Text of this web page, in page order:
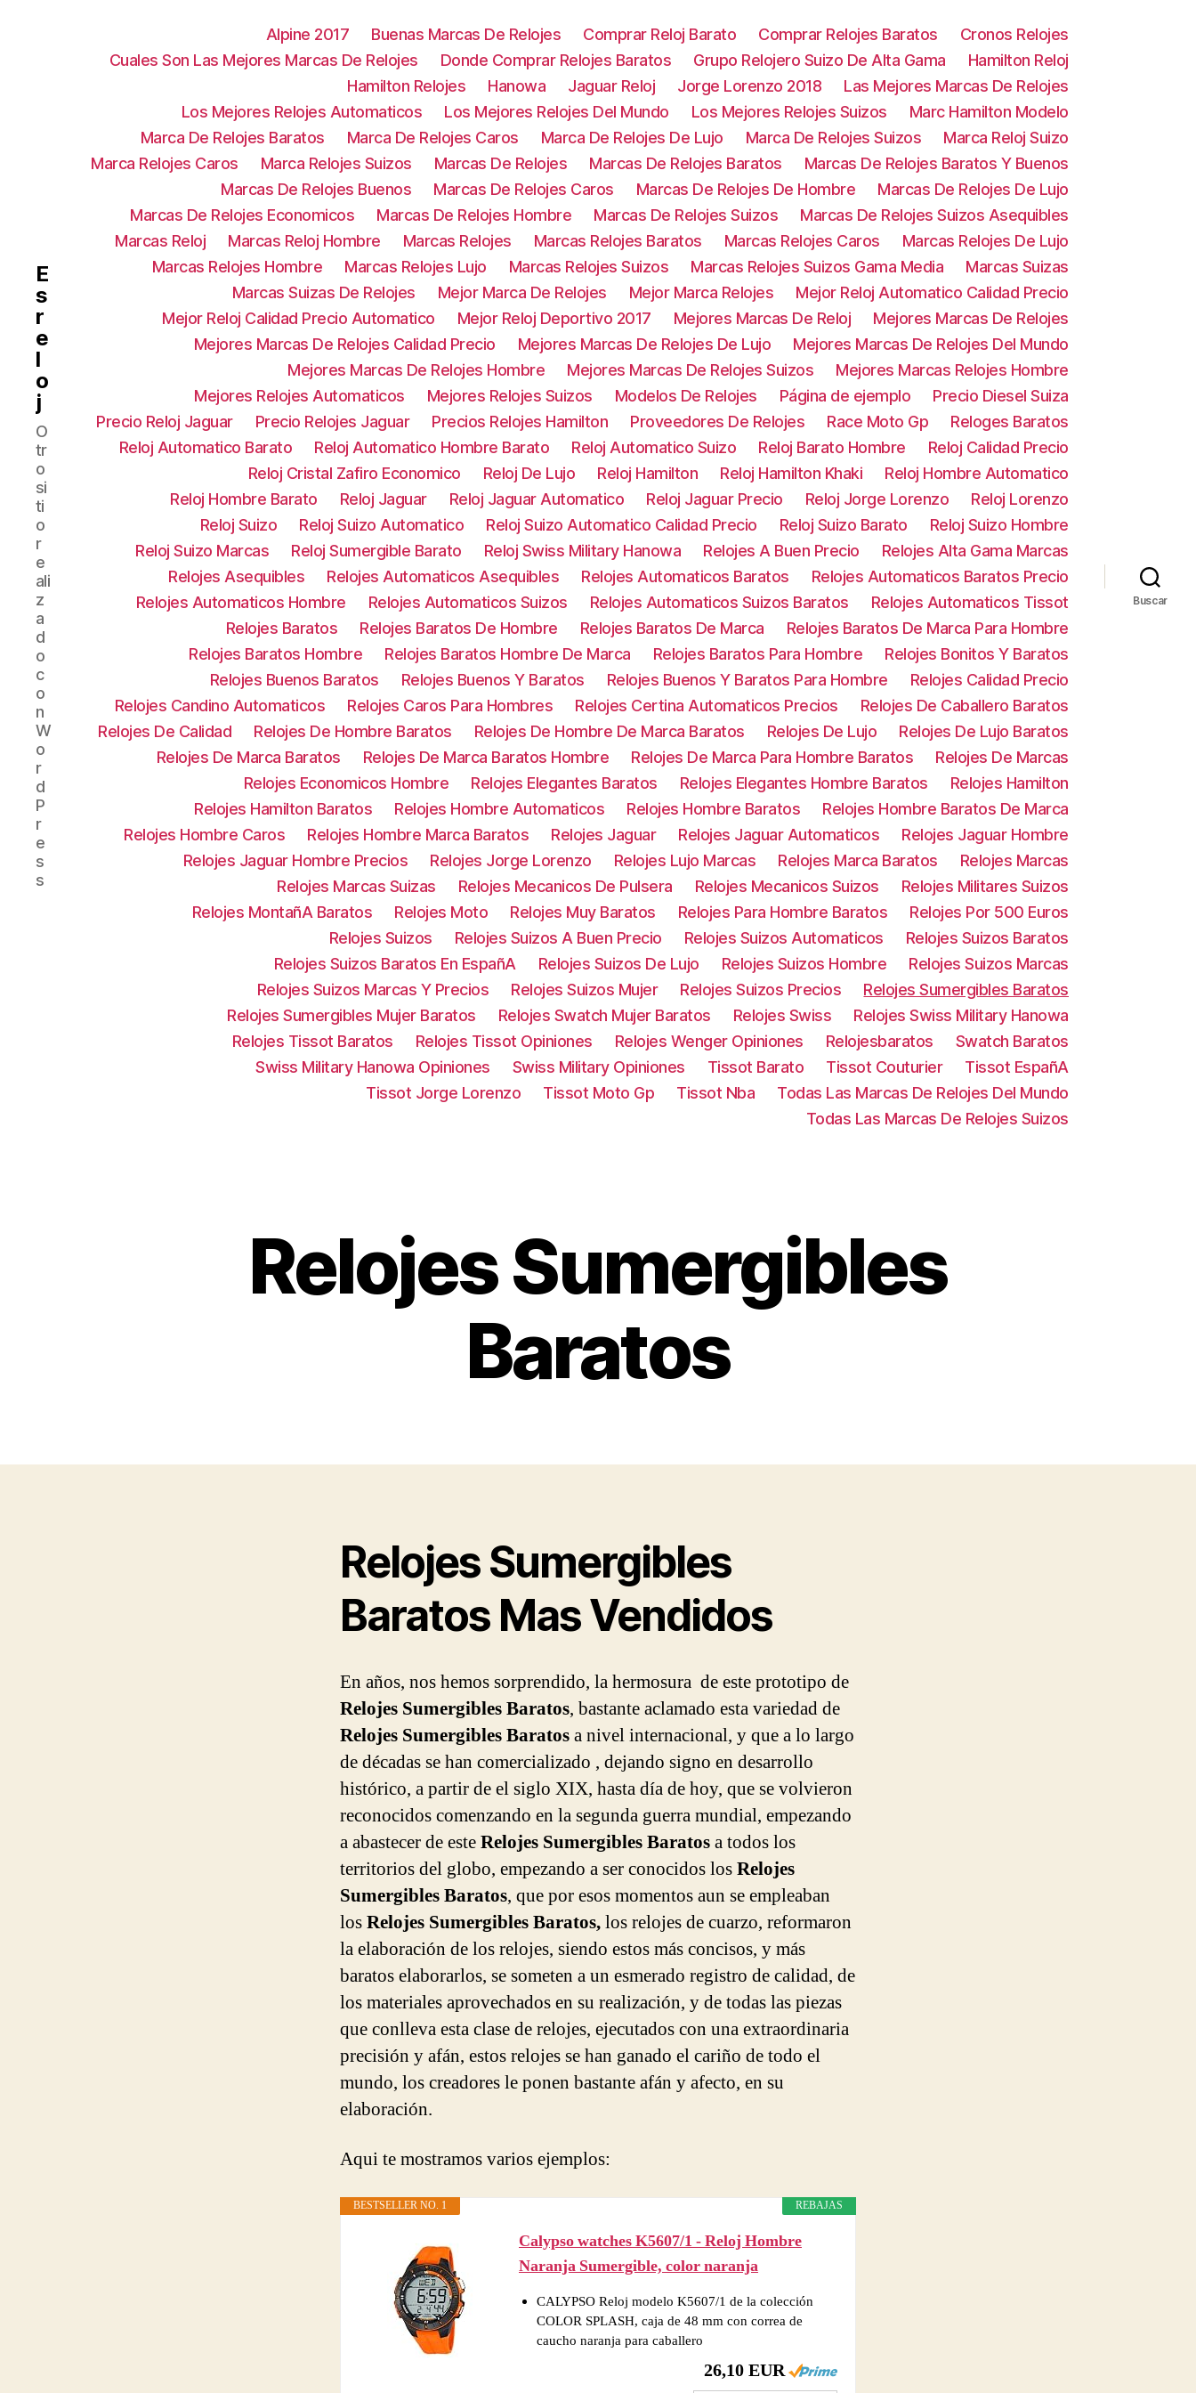
E
s
r
e
l
o
j
O
tr
o
si
ti
o
r
e
ali
z
a
d
o
c
o
n
W
o
r
d
P
r
e
s
s
Alpine 2017 Buenas Marcas De Relojes Comprar Reloj Barato Comprar Relojes Baratos
Cronos Relojes
Cuales Son Las Mejores Marcas De Relojes
Donde Comprar Relojes Baratos Grupo Relojero Suizo De Alta Gama
Hamilton Reloj
Hamilton Relojes
Hanowa Jaguar Reloj Jorge Lorenzo 2018
Las Mejores Marcas De Relojes
Los Mejores Relojes Automaticos
Los Mejores Relojes Del Mundo Los Mejores Relojes Suizos
Marc Hamilton Modelo
Marca De Relojes Baratos
Marca De Relojes Caros Marca De Relojes De Lujo Marca De Relojes Suizos
Marca Reloj Suizo
Marca Relojes Caros
Marca Relojes Suizos Marcas De Relojes Marcas De Relojes Baratos
Marcas De Relojes Baratos Y Buenos
Marcas De Relojes Buenos
Marcas De Relojes Caros Marcas De Relojes De Hombre
Marcas De Relojes De Lujo
Marcas De Relojes Economicos
Marcas De Relojes Hombre Marcas De Relojes Suizos
Marcas De Relojes Suizos Asequibles
Marcas Reloj
Marcas Reloj Hombre Marcas Relojes Marcas Relojes Baratos Marcas Relojes Caros
Marcas Relojes De Lujo
Marcas Relojes Hombre
Marcas Relojes Lujo Marcas Relojes Suizos Marcas Relojes Suizos Gama Media
Marcas Suizas
Marcas Suizas De Relojes
Mejor Marca De Relojes Mejor Marca Relojes
Mejor Reloj Automatico Calidad Precio
Mejor Reloj Calidad Precio Automatico
Mejor Reloj Deportivo 2017 Mejores Marcas De Reloj
Mejores Marcas De Relojes
Mejores Marcas De Relojes Calidad Precio
Mejores Marcas De Relojes De Lujo
Mejores Marcas De Relojes Del Mundo
Mejores Marcas De Relojes Hombre
Mejores Marcas De Relojes Suizos
Mejores Marcas Relojes Hombre
Mejores Relojes Automaticos
Mejores Relojes Suizos Modelos De Relojes Página de ejemplo
Precio Diesel Suiza
Precio Reloj Jaguar
Precio Relojes Jaguar Precios Relojes Hamilton Proveedores De Relojes Race Moto Gp
Reloges Baratos
Reloj Automatico Barato
Reloj Automatico Hombre Barato Reloj Automatico Suizo Reloj Barato Hombre
Reloj Calidad Precio
Reloj Cristal Zafiro Economico
Reloj De Lujo Reloj Hamilton Reloj Hamilton Khaki
Reloj Hombre Automatico
Reloj Hombre Barato
Reloj Jaguar Reloj Jaguar Automatico Reloj Jaguar Precio Reloj Jorge Lorenzo
Reloj Lorenzo
Reloj Suizo
Reloj Suizo Automatico Reloj Suizo Automatico Calidad Precio Reloj Suizo Barato
Reloj Suizo Hombre
Reloj Suizo Marcas
Reloj Sumergible Barato Reloj Swiss Military Hanowa Relojes A Buen Precio
Relojes Alta Gama Marcas
Relojes Asequibles
Relojes Automaticos Asequibles Relojes Automaticos Baratos
Relojes Automaticos Baratos Precio
Relojes Automaticos Hombre
Relojes Automaticos Suizos Relojes Automaticos Suizos Baratos
Relojes Automaticos Tissot
Relojes Baratos
Relojes Baratos De Hombre Relojes Baratos De Marca
Relojes Baratos De Marca Para Hombre
Relojes Baratos Hombre
Relojes Baratos Hombre De Marca Relojes Baratos Para Hombre
Relojes Bonitos Y Baratos
Relojes Buenos Baratos
Relojes Buenos Y Baratos Relojes Buenos Y Baratos Para Hombre
Relojes Calidad Precio
Relojes Candino Automaticos
Relojes Caros Para Hombres Relojes Certina Automaticos Precios
Relojes De Caballero Baratos
Relojes De Calidad
Relojes De Hombre Baratos Relojes De Hombre De Marca Baratos Relojes De Lujo
Relojes De Lujo Baratos
Relojes De Marca Baratos
Relojes De Marca Baratos Hombre Relojes De Marca Para Hombre Baratos
Relojes De Marcas
Relojes Economicos Hombre
Relojes Elegantes Baratos Relojes Elegantes Hombre Baratos
Relojes Hamilton
Relojes Hamilton Baratos
Relojes Hombre Automaticos Relojes Hombre Baratos
Relojes Hombre Baratos De Marca
Relojes Hombre Caros
Relojes Hombre Marca Baratos Relojes Jaguar Relojes Jaguar Automaticos
Relojes Jaguar Hombre
Relojes Jaguar Hombre Precios
Relojes Jorge Lorenzo Relojes Lujo Marcas Relojes Marca Baratos
Relojes Marcas
Relojes Marcas Suizas
Relojes Mecanicos De Pulsera Relojes Mecanicos Suizos
Relojes Militares Suizos
Relojes MontañA Baratos
Relojes Moto Relojes Muy Baratos Relojes Para Hombre Baratos
Relojes Por 500 Euros
Relojes Suizos
Relojes Suizos A Buen Precio Relojes Suizos Automaticos
Relojes Suizos Baratos
Relojes Suizos Baratos En EspañA
Relojes Suizos De Lujo Relojes Suizos Hombre
Relojes Suizos Marcas
Relojes Suizos Marcas Y Precios
Relojes Suizos Mujer Relojes Suizos Precios
Relojes Sumergibles Baratos
Relojes Sumergibles Mujer Baratos
Relojes Swatch Mujer Baratos Relojes Swiss
Relojes Swiss Military Hanowa
Relojes Tissot Baratos
Relojes Tissot Opiniones Relojes Wenger Opiniones Relojesbaratos
Swatch Baratos
Swiss Military Hanowa Opiniones
Swiss Military Opiniones Tissot Barato Tissot Couturier
Tissot EspañA
Tissot Jorge Lorenzo
Tissot Moto Gp Tissot Nba
Todas Las Marcas De Relojes Del Mundo
Todas Las Marcas De Relojes Suizos
Buscar
Relojes Sumergibles
Baratos
Relojes Sumergibles
Baratos Mas Vendidos
En años, nos hemos sorprendido, la hermosura de este prototipo de
Relojes Sumergibles Baratos, bastante aclamado esta variedad de
Relojes Sumergibles Baratosa nivel internacional, y que a lo largo
de décadas se han comercializado , dejando signo en desarrollo
histórico, a partir de el siglo XIX, hasta día de hoy, que se volvieron
reconocidos comenzando en la segunda guerra mundial, empezando
a abastecer de esteRelojes Sumergibles Baratosa todos los
territorios del globo, empezando a ser conocidos losRelojes
Sumergibles Baratos, que por esos momentos aun se empleaban
losRelojes Sumergibles Baratos,los relojes de cuarzo, reformaron
la elaboración de los relojes, siendo estos más concisos, y más
baratos elaborarlos, se someten a un esmerado registro de calidad, de
los materiales aprovechados en su realización, y de todas las piezas
que conlleva esta clase de relojes, ejecutados con una extraordinaria
precisión y afán, estos relojes se han ganado el cariño de todo el
mundo, los creadores le ponen bastante afán y afecto, en su
elaboración.
Aqui te mostramos varios ejemplos:
REBAJAS
BESTSELLER NO. 1
Calypso watches K5607/1 - Reloj Hombre
Naranja Sumergible, color naranja
CALYPSO Reloj modelo K5607/1 de la colección
COLOR SPLASH, caja de 48 mm con correa de
caucho naranja para caballero
26,10 EUR